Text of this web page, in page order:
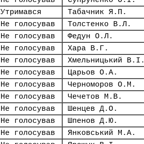
Утримався Табачник Я.П.
Не голосував Толстенко В.Л.
Не голосував Федун О.Л.
Не голосував Хара В.Г.
Не голосував Хмельницький В.І.
Не голосував Царьов О.А.
Не голосував Черноморов О.М.
Не голосував Чечетов М.В.
Не голосував Шенцев Д.О.
Не голосував Шпенов Д.Ю.
Не голосував Янковський М.А.